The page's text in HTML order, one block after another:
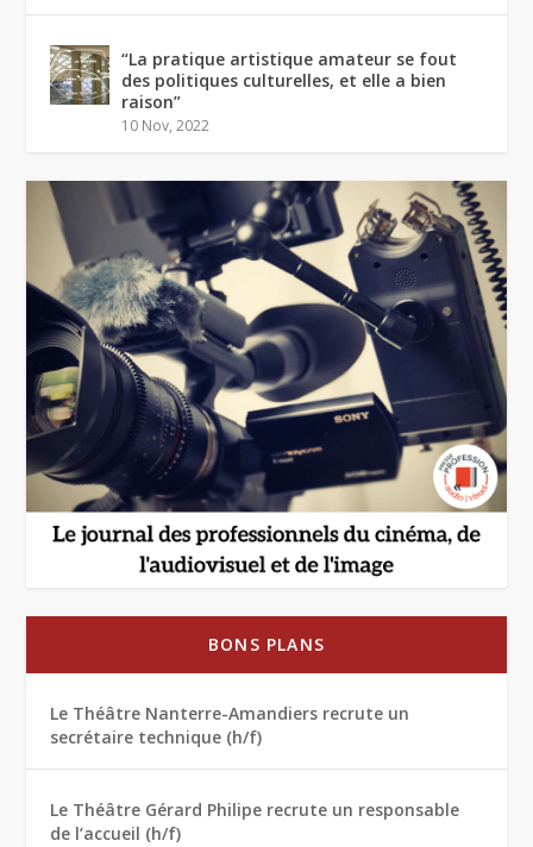
“La pratique artistique amateur se fout
des politiques culturelles, et elle a bien
raison”
10 Nov, 2022
BONS PLANS
Le Théâtre Nanterre-Amandiers recrute un
secrétaire technique (h/f)
Le Théâtre Gérard Philipe recrute un responsable
de l’accueil (h/f)